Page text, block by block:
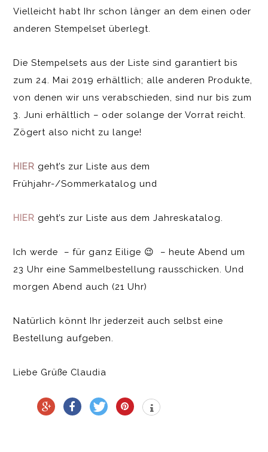
Vielleicht habt Ihr schon länger an dem einen oder
anderen Stempelset überlegt.
Die Stempelsets aus der Liste sind garantiert bis
zum 24. Mai 2019 erhältlich; alle anderen Produkte,
von denen wir uns verabschieden, sind nur bis zum
3. Juni erhältlich – oder solange der Vorrat reicht.
Zögert also nicht zu lange!
HIER geht’s zur Liste aus dem
Frühjahr-/Sommerkatalog und
HIER geht’s zur Liste aus dem Jahreskatalog.
Ich werde – für ganz Eilige 😉 – heute Abend um
23 Uhr eine Sammelbestellung rausschicken. Und
morgen Abend auch (21 Uhr)
Natürlich könnt Ihr jederzeit auch selbst eine
Bestellung aufgeben.
Liebe Grüße Claudia